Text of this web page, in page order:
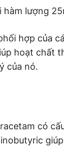
hàm lượng
hợp của
hoạt chất
của nó.
có